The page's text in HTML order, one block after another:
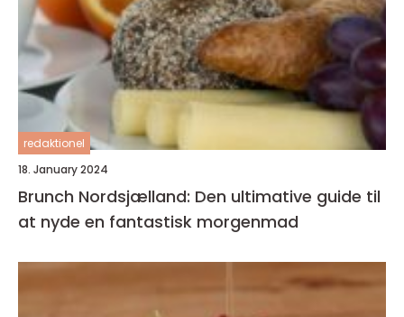
redaktionel
18. January 2024
Brunch Nordsjælland: Den ultimative guide til
at nyde en fantastisk morgenmad